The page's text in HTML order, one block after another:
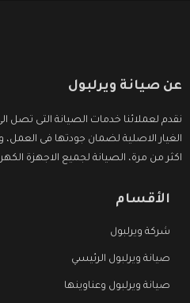
عن صيانة ويرلبول
نقدم لعملائنا خدمات الصيانة التى
الغيار الاصلية لضمان جودتها فى
اكثر من مرة، الصيانة لجميع الاجهزة
الأقسام
شركة ويرلبول
صيانة ويرلبول الرئيسي
صيانة ويرلبول وعناوينها